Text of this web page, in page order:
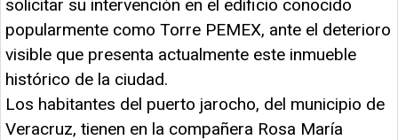
solicitar su intervención en el edificio conocido
popularmente como Torre PEMEX, ante el deterioro
visible que presenta actualmente este inmueble
histórico de la ciudad.
Los habitantes del puerto jarocho, del municipio de
Veracruz, tienen en la compañera Rosa María